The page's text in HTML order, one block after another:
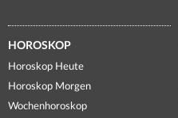
HOROSKOP
Horoskop Heute
Horoskop Morgen
Wochenhoroskop